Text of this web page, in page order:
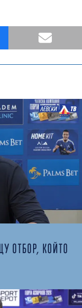
ОТБОР, КОЙТО